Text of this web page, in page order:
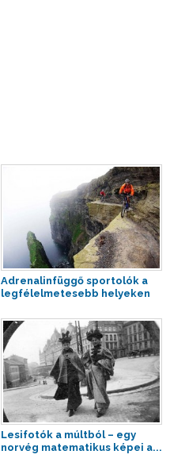
Adrenalinfüggő sportolók a
legfélelmetesebb helyeken
Lesifotók a múltból – egy
norvég matematikus képei a...